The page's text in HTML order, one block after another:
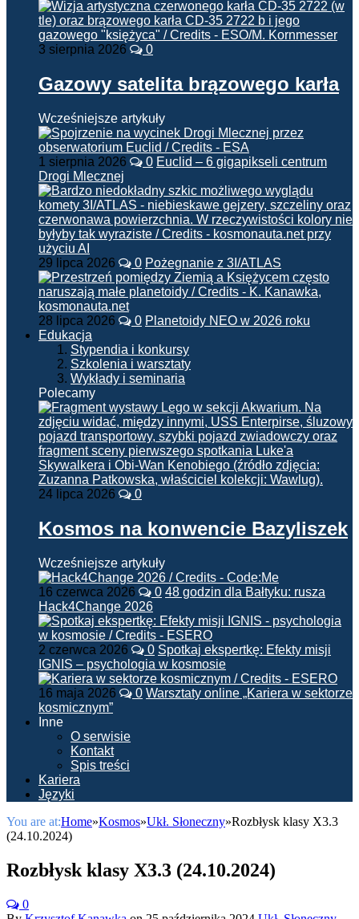
3 sierpnia 2026 0
Gazowy satelita brązowego karła
Wcześniejsze artykuły
1 sierpnia 2026 0 Euclid – 6 gigapikseli centrum
Drogi Mlecznej
29 lipca 2026 0 Pożegnanie z 3I/ATLAS
28 lipca 2026 0 Planetoidy NEO w 2026 roku
Edukacja
Stypendia i konkursy
Szkolenia i warsztaty
Wykłady i seminaria
Polecamy
24 lipca 2026 0
Kosmos na konwencie Bazyliszek
Wcześniejsze artykuły
16 czerwca 2026 0 48 godzin dla Bałtyku: rusza
Hack4Change 2026
2 czerwca 2026 0 Spotkaj ekspertkę: Efekty misji
IGNIS – psychologia w kosmosie
16 maja 2026 0 Warsztaty online „Kariera w sektorze
kosmicznym”
Inne
O serwisie
Kontakt
Spis treści
Kariera
Języki
You are at:Home»Kosmos»Ukł. Słoneczny»Rozbłysk klasy X3.3
(24.10.2024)
Rozbłysk klasy X3.3 (24.10.2024)
0